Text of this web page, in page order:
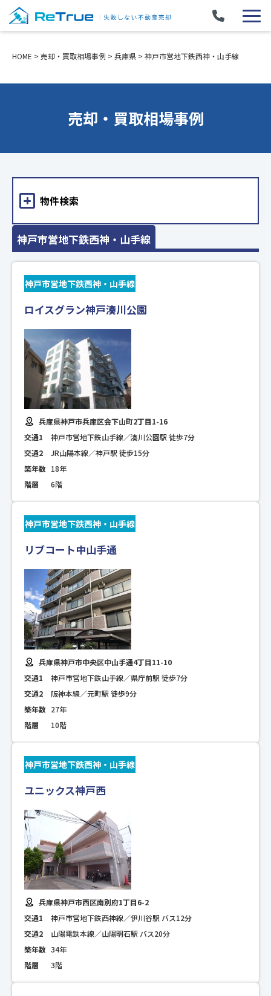
HOME > 売却・買取相場事例 > 兵庫県 > 神戸市営地下鉄西神・山手線
売却・買取相場事例
神戸市営地下鉄西神・山手線
神戸市営地下鉄西神・山手線
ロイスグラン神戸湊川公園
兵庫県神戸市兵庫区会下山町2丁目1-16
交通1
神戸市営地下鉄山手線／湊川公園駅 徒歩7分
交通2
JR山陽本線／神戸駅 徒歩15分
築年数 18年
階層
6階
神戸市営地下鉄西神・山手線
リブコート中山手通
兵庫県神戸市中央区中山手通4丁目11-10
交通1
神戸市営地下鉄山手線／県庁前駅 徒歩7分
交通2
阪神本線／元町駅 徒歩9分
築年数 27年
階層
10階
神戸市営地下鉄西神・山手線
ユニックス神戸西
兵庫県神戸市西区南別府1丁目6-2
交通1
神戸市営地下鉄西神線／伊川谷駅 バス12分
交通2
山陽電鉄本線／山陽明石駅 バス20分
築年数 34年
階層
3階
物件検索